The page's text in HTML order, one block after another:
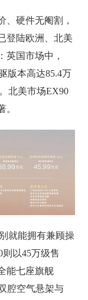
、硬件无阉割，
登陆欧洲、北美
英国市场中，
版本高达85.4万
北美市场EX90
。
就能拥有兼顾操
以45万级售
能七座旗舰
腔空气悬架与